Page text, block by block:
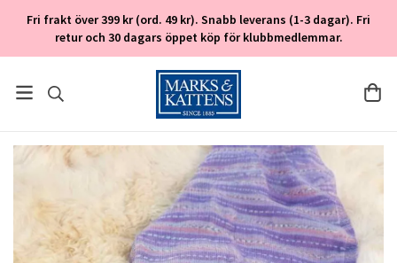
Fri frakt över 399 kr (ord. 49 kr). Snabb leverans (1-3 dagar). Fri
retur och 30 dagars öppet köp för klubbmedlemmar.